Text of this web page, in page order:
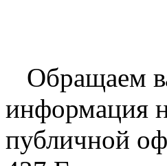
Обращаем
информация
публичной